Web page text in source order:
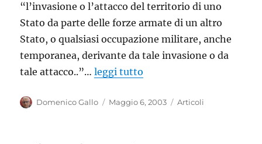
“l’invasione o l’attacco del territorio di uno
Stato da parte delle forze armate di un altro
Stato, o qualsiasi occupazione militare, anche
temporanea, derivante da tale invasione o da
tale attacco..”…leggi tutto
Autore
Domenico Gallo
Pubblicato
Maggio 6, 2003 Categorie
Articoli